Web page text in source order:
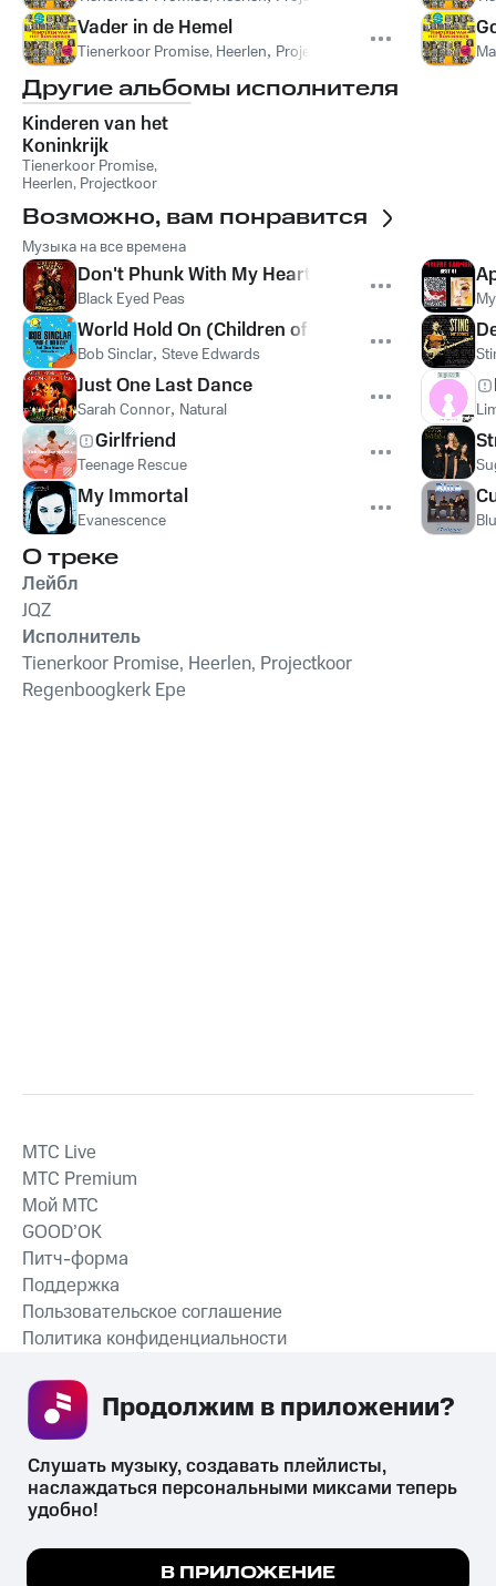
Vader in de Hemel
Tienerkoor Promise, Heerlen, Projectkoor Regenboogkerk Epe
Другие альбомы исполнителя
Kinderen van het
Koninkrijk
Tienerkoor Promise,
Heerlen, Projectkoor
Возможно, вам понравится
Музыка на все времена
Don't Phunk With My Heart
Black Eyed Peas
World Hold On (Children of the Sky)
Bob Sinclar, Steve Edwards
Just One Last Dance
Sarah Connor, Natural
Girlfriend
Teenage Rescue
My Immortal
Evanescence
О треке
Лейбл
JQZ
Исполнитель
Tienerkoor Promise, Heerlen, Projectkoor
Regenboogkerk Epe
СКАЧАТЬ ПРИЛОЖЕНИЕ
MTС Live
MTС Premium
Мой МТС
GOOD’OK
Питч-форма
Поддержка
Пользовательское соглашение
Политика конфиденциальности
психотропных веществ, их аналогов причиняет вред здоровью,
их незаконный оборот запрещён и влечёт установленную
Мы используем куки, чтобы на сайте все
Слушать музыку, создавать плейлисты,
наслаждаться персональными миксами теперь
удобно!
В ПРИЛОЖЕНИЕ